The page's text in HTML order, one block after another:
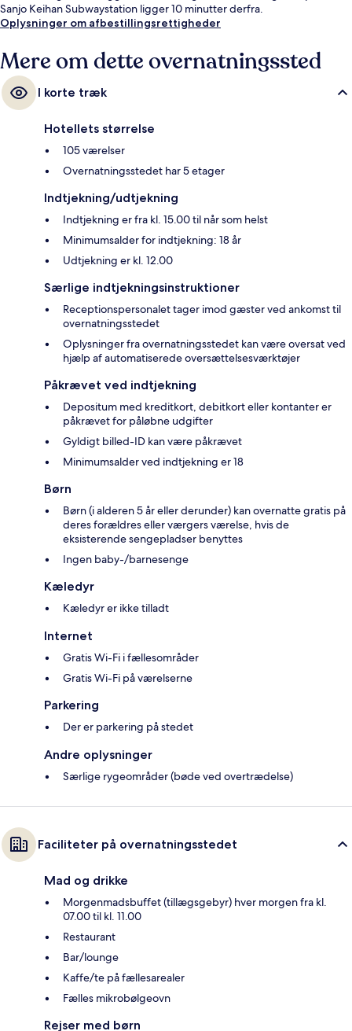
Sanjo Keihan Subwaystation ligger 10 minutter derfra.
Oplysninger om afbestillingsrettigheder
Mere om dette overnatningssted
I korte træk
Hotellets størrelse
105 værelser
Overnatningsstedet har 5 etager
Indtjekning/udtjekning
Indtjekning er fra kl. 15.00 til når som helst
Minimumsalder for indtjekning: 18 år
Udtjekning er kl. 12.00
Særlige indtjekningsinstruktioner
Receptionspersonalet tager imod gæster ved ankomst til
overnatningsstedet
Oplysninger fra overnatningsstedet kan være oversat ved
hjælp af automatiserede oversættelsesværktøjer
Påkrævet ved indtjekning
Depositum med kreditkort, debitkort eller kontanter er
påkrævet for påløbne udgifter
Gyldigt billed-ID kan være påkrævet
Minimumsalder ved indtjekning er 18
Børn
Børn (i alderen 5 år eller derunder) kan overnatte gratis på
deres forældres eller værgers værelse, hvis de
eksisterende sengepladser benyttes
Ingen baby-/barnesenge
Kæledyr
Kæledyr er ikke tilladt
Internet
Gratis Wi-Fi i fællesområder
Gratis Wi-Fi på værelserne
Parkering
Der er parkering på stedet
Andre oplysninger
Særlige rygeområder (bøde ved overtrædelse)
Faciliteter på overnatningsstedet
Mad og drikke
Morgenmadsbuffet (tillægsgebyr) hver morgen fra kl.
07.00 til kl. 11.00
Restaurant
Bar/lounge
Kaffe/te på fællesarealer
Fælles mikrobølgeovn
Rejser med børn